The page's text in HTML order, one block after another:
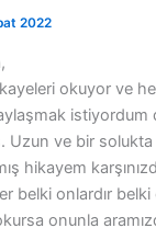
2022
okuyor ve
istiyordum
ve bir solukta
hikayem
belki onlardır
onunla